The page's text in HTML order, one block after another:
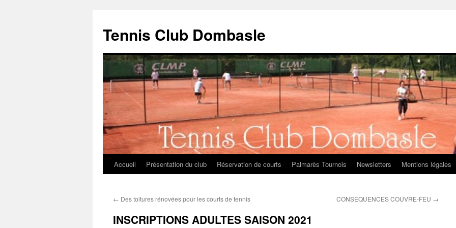
contenu
Tennis Club Dombasle
Accueil Présentation du club Réservation de courts Palmarès Tournois Newsletters Mentions légales
← Des toitures rénovées pour les courts de tennis CONSEQUENCES COUVRE-FEU →
INSCRIPTIONS ADULTES SAISON 2021